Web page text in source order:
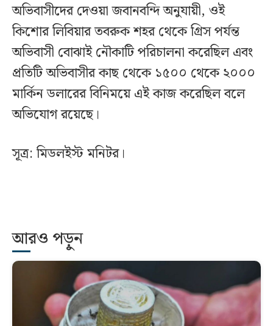
অভিবাসীদের দেওয়া জবানবন্দি অনুযায়ী, ওই
কিশোর লিবিয়ার তবরুক শহর থেকে গ্রিস পর্যন্ত
অভিবাসী বোঝাই নৌকাটি পরিচালনা করেছিল এবং
প্রতিটি অভিবাসীর কাছ থেকে ১৫০০ থেকে ২০০০
মার্কিন ডলারের বিনিময়ে এই কাজ করেছিল বলে
অভিযোগ রয়েছে।
সূত্র: মিডলইস্ট মনিটর।
আরও পড়ুন